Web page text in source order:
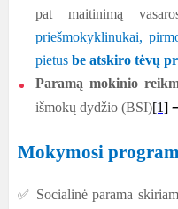
pat maitinimą
priešmokyklinukai,
pietus be atskiro tėvų
Paramą mokinio
išmokų dydžio (BSI)[1] –
Mokymosi
✅ Socialinė parama